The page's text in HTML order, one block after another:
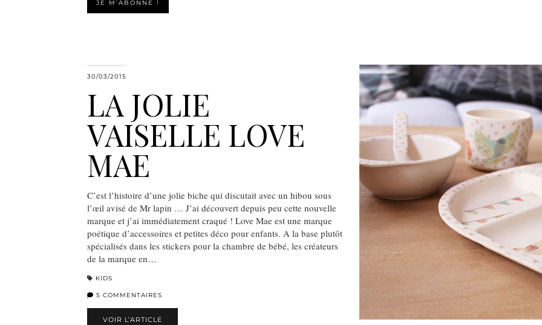
30/03/2015
LA JOLIE
VAISELLE LOVE
MAE
C’est l’histoire d’une jolie biche qui discutait avec un hibou sous
l’œil avisé de Mr lapin … J’ai découvert depuis peu cette nouvelle
marque et j’ai immédiatement craqué ! Love Mae est une marque
poétique d’accessoires et petites déco pour enfants. A la base plutôt
spécialisés dans les stickers pour la chambre de bébé, les créateurs
de la marque en…
KIDS
5 COMMENTAIRES
VOIR L’ARTICLE